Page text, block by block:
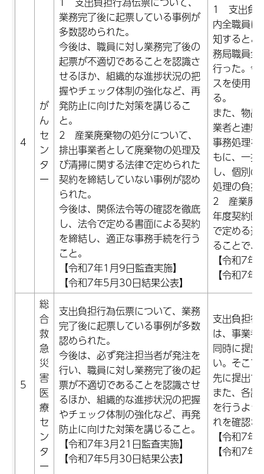
4
が
ん
セ
ン
タ
ー
業務完了後に起票している事例が
多数認められた。
今後は、職員に対し業務完了後の
起票が不適切であることを認識さ
せるほか、組織的な進捗状況の把
握やチェック体制の強化など、再
発防止に向けた対策を講じるこ
と。
2 産業廃棄物の処分について、
排出事業者として廃棄物の処理及
び清掃に関する法律で定められた
契約を締結していない事例が認め
られた。
今後は、関係法令等の確認を徹底
し、法令で定める書面による契約
を締結し、適正な事務手続を行う
こと。
【令和7年1月9日監査実施】
【令和7年5月30日結果公表】
1 支出負
内全職員に
知するとと
務局職員全
行った。今
スを使用
る。
また、物品
業者と連絡
事務処理を
もに、一括
し、個別
処理の負担
2 産業廃
年度契約時
で定める適
ることで、
【令和7
【令和7
5
総
合
救
急
災
害
医
療
セ
ン
タ
ー
支出負担行為伝票について、業務
完了後に起票している事例が多数
認められた。
今後は、必ず発注担当者が発注を
行い、職員に対し業務完了後の起
票が不適切であることを認識させ
るほか、組織的な進捗状況の把握
やチェック体制の強化など、再発
防止に向けた対策を講じること。
【令和7年3月21日監査実施】
【令和7年5月30日結果公表】
支出負担行
は、事業者
同時に提出
い。そこで
先に提出す
また、各課
を行うよう
れを確認さ
【令和7
【令和7